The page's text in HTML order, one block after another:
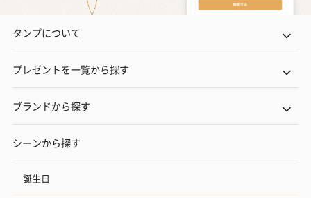
タンプについて
プレゼントを一覧から探す
ブランドから探す
シーンから探す
誕生日